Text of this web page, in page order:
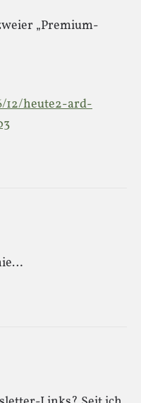
„Premium-
12/heute2-ard-